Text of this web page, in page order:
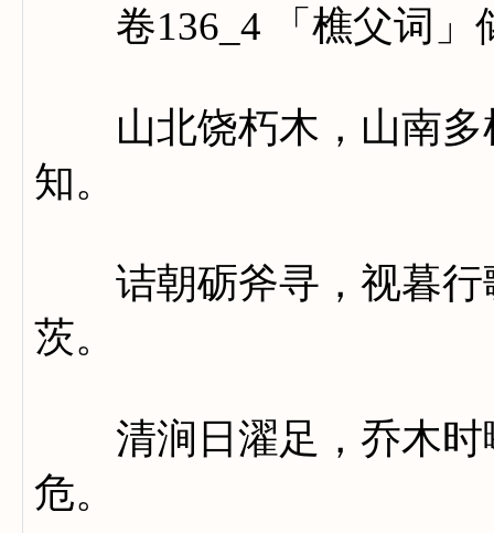
卷136_4 「樵父词」
山北饶朽木，山南多
知。
诘朝砺斧寻，视暮行
茨。
清涧日濯足，乔木时
危。